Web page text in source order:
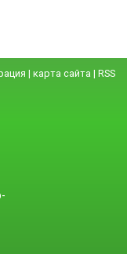
| карта сайта | RSS